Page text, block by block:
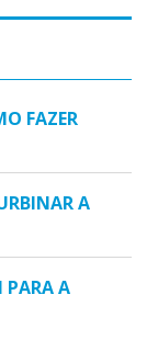
FAZER
A
PARA A